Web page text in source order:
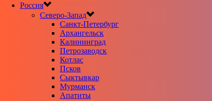
Россия
Северо-Запад
Санкт-Петербург
Архангельск
Калининград
Петрозаводск
Котлас
Псков
Сыктывкар
Мурманск
Апатиты